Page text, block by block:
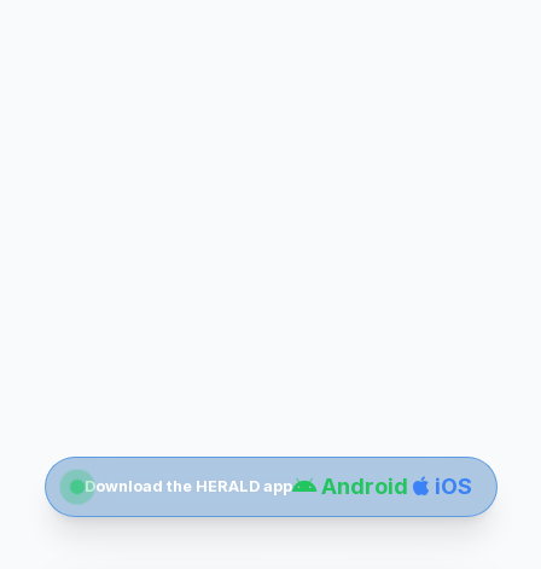
Download the HERALD app Android iOS